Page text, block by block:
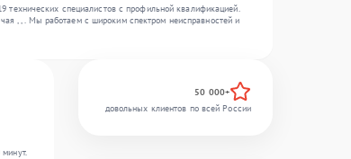
специалистов с профильной квалификацией.
, , . Мы работаем с широким спектром неисправностей и
50 000+
довольных клиентов по всей России